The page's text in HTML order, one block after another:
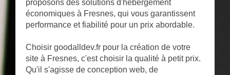
proposons des solutions d'hébergement
économiques à Fresnes, qui vous garantissent
performance et fiabilité pour un prix abordable.
Choisir goodalldev.fr pour la création de votre
site à Fresnes, c'est choisir la qualité à petit prix.
Qu'il s'agisse de conception web, de